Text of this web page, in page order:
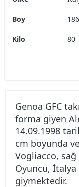
Boy
Kilo 80
Genoa GFC
forma giyen
14.09.1998
cm boyunda
Vogliacco, sağ
Oyuncu, İtalya
giymektedir.